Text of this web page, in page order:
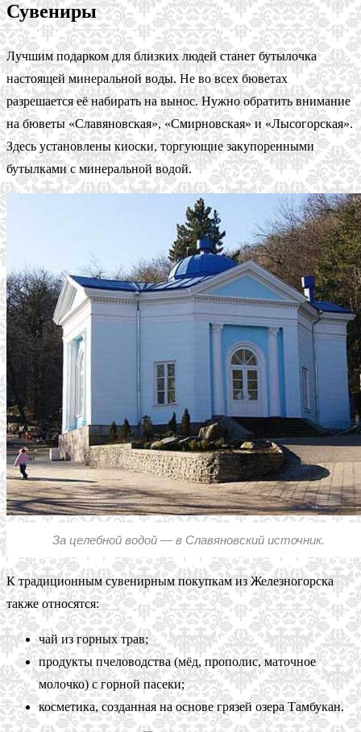
Сувениры
Лучшим подарком для близких людей станет бутылочка
настоящей минеральной воды. Не во всех бюветах
разрешается её набирать на вынос. Нужно обратить внимание
на бюветы «Славяновская», «Смирновская» и «Лысогорская».
Здесь установлены киоски, торгующие закупоренными
бутылками с минеральной водой.
За целебной водой — в Славяновский источник.
К традиционным сувенирным покупкам из Железногорска
также относятся:
чай из горных трав;
продукты пчеловодства (мёд, прополис, маточное
молочко) с горной пасеки;
косметика, созданная на основе грязей озера Тамбукан.